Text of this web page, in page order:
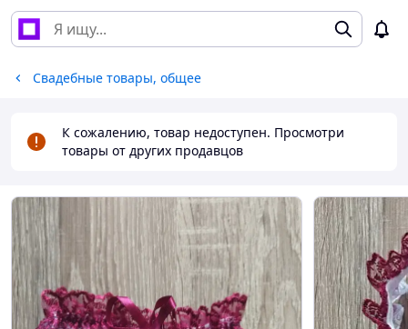
Свадебные товары, общее
К сожалению, товар недоступен. Просмотри
товары от других продавцов